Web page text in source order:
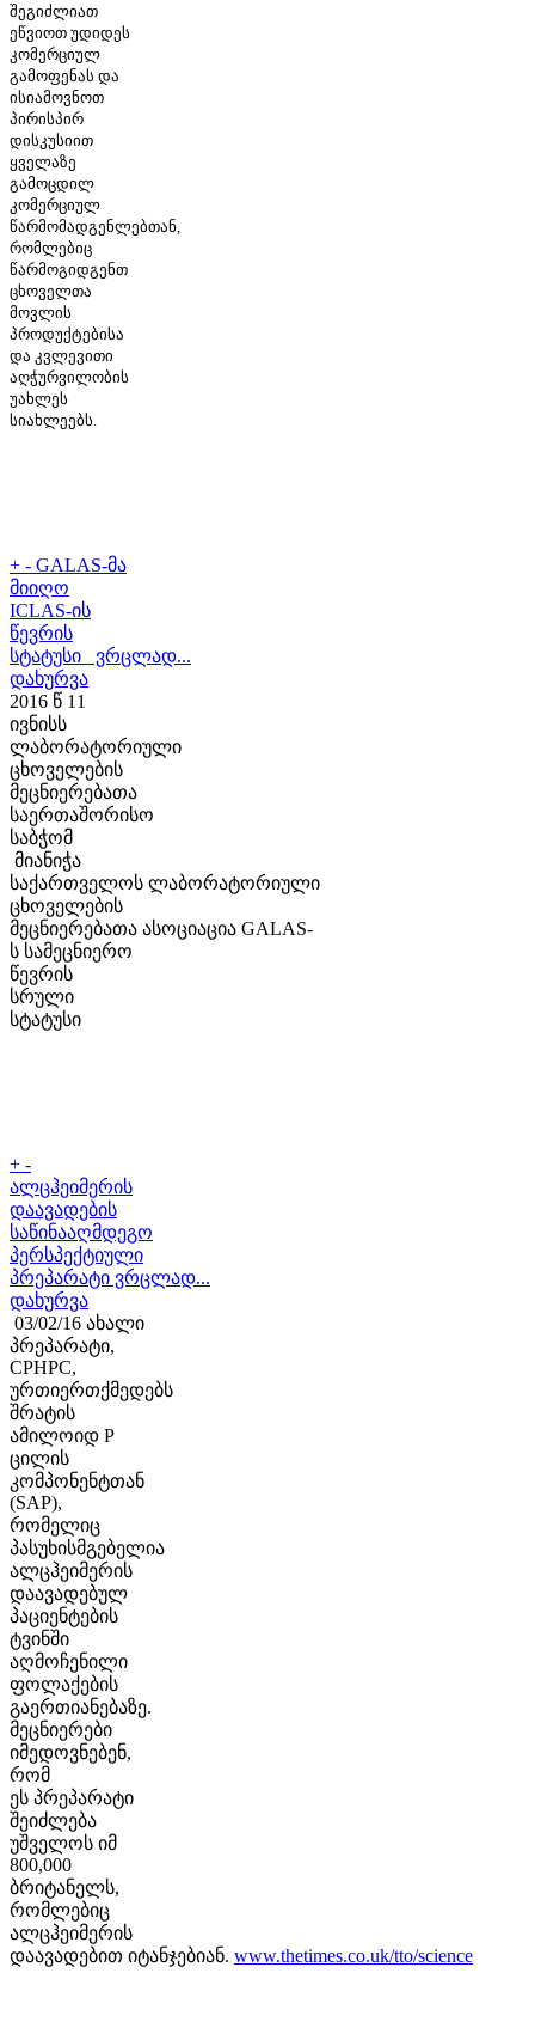
შეგიძლიათ
ეწვიოთ უდიდეს
კომერციულ
გამოფენას და
ისიამოვნოთ
პირისპირ
დისკუსიით
ყველაზე
გამოცდილ
კომერციულ
წარმომადგენლებთან,
რომლებიც
წარმოგიდგენთ
ცხოველთა
მოვლის
პროდუქტებისა
და კვლევითი
აღჭურვილობის
უახლეს
სიახლეებს.
+ - GALAS-მა
მიიღო
ICLAS-ის
წევრის
სტატუსი ვრცლად...
დახურვა
2016 წ 11
ივნისს
ლაბორატორიული
ცხოველების
მეცნიერებათა
საერთაშორისო
საბჭომ
მიანიჭა
საქართველოს ლაბორატორიული
ცხოველების
მეცნიერებათა ასოციაცია GALAS-
ს სამეცნიერო
წევრის
სრული
სტატუსი
+ -
ალცჰეიმერის
დაავადების
საწინააღმდეგო
პერსპექტიული
პრეპარატი ვრცლად...
დახურვა
03/02/16 ახალი
პრეპარატი,
CPHPC,
ურთიერთქმედებს
შრატის
ამილოიდ P
ცილის
კომპონენტთან
(SAP),
რომელიც
პასუხისმგებელია
ალცჰეიმერის
დაავადებულ
პაციენტების
ტვინში
აღმოჩენილი
ფოლაქების
გაერთიანებაზე.
მეცნიერები
იმედოვნებენ,
რომ
ეს პრეპარატი
შეიძლება
უშველოს იმ
800,000
ბრიტანელს,
რომლებიც
ალცჰეიმერის
დაავადებით იტანჯებიან. www.thetimes.co.uk/tto/science